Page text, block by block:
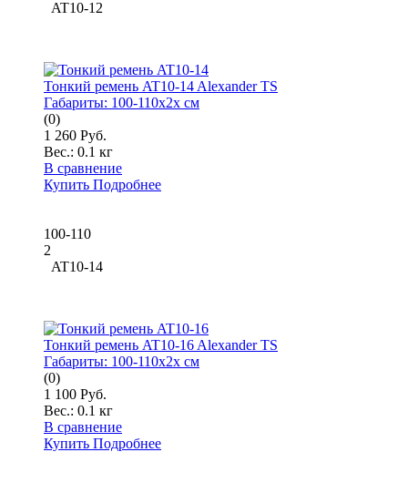
AT10-12
Тонкий ремень AT10-14 Alexander TS
Габариты: 100-110x2x см
(0)
1 260 Руб.
Вес.: 0.1 кг
В сравнение
Купить Подробнее
100-110
2
AT10-14
Тонкий ремень AT10-16 Alexander TS
Габариты: 100-110x2x см
(0)
1 100 Руб.
Вес.: 0.1 кг
В сравнение
Купить Подробнее